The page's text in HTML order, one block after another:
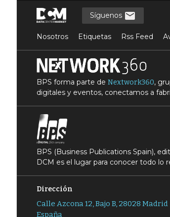
Síguenos
Nosotros Etiquetas Rss Feed
BPS forma parte de Nextwork360,
digitales y eventos, conectamos a
BPS (Business Publications Spain),
DCM es el lugar para conocer todo lo
Dirección
Calle Azcona 12, Bajo B, 28028 Madrid
España